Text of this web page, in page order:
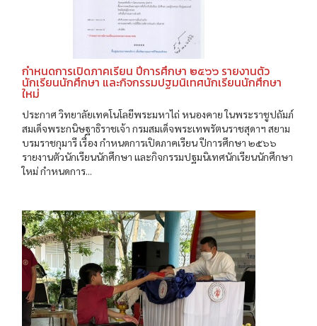
กำหนดการเปิดภาคเรียน ปีการศึกษา ๒๕๖๖ รายงานตัว
นักเรียนนักศึกษา และกิจกรรมปฐมนิเทศนักเรียนนักศึกษา
ใหม่
ประกาศ วิทยาลัยเทคโนโลยีพระมหาไถ่ หนองคาย ในพระราชูปถัมภ์
สมเด็จพระกนิษฐาธิราชเจ้า กรมสมเด็จพระเทพรัตนราชสุดาฯ สยาม
บรมราชกุมารี เรื่อง กำหนดการเปิดภาคเรียน ปีการศึกษา ๒๕๖๖
รายงานตัวนักเรียนนักศึกษา และกิจกรรมปฐมนิเทศนักเรียนนักศึกษา
ใหม่ กำหนดการ...